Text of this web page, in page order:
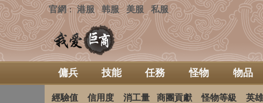
官網 ：港服 韩服 美服 私服
傭兵 技能 任務 怪物 物品
經驗值 信用度 消工量 商團貢獻 怪物等級 英